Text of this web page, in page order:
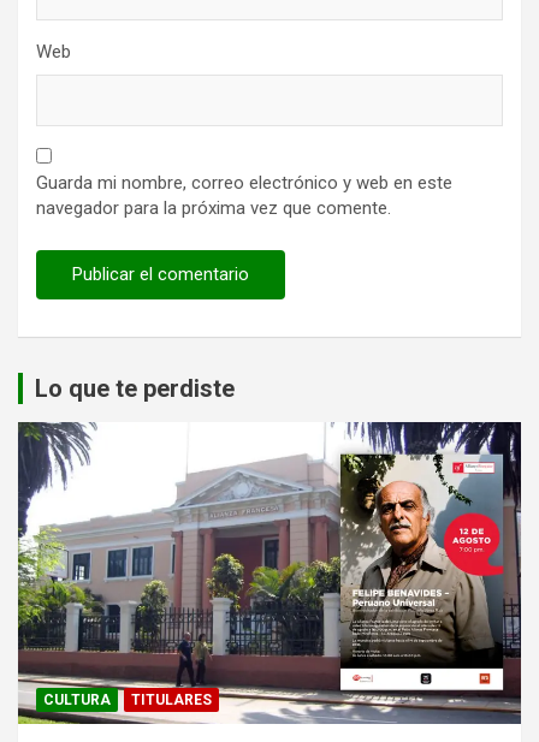
Web
Guarda mi nombre, correo electrónico y web en este
navegador para la próxima vez que comente.
Lo que te perdiste
CULTURA TITULARES